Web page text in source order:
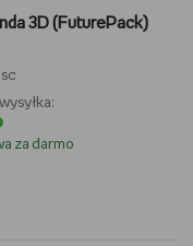
3D (FuturePack)
za darmo